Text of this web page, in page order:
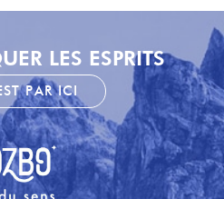
LES ESPRITS
PAR ICI